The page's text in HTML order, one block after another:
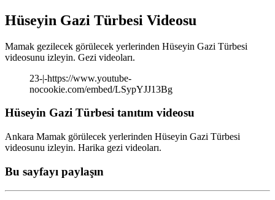
Hüseyin Gazi Türbesi Videosu
Mamak gezilecek görülecek yerlerinden Hüseyin Gazi Türbesi
videosunu izleyin. Gezi videoları.
23-|-https://www.youtube-
nocookie.com/embed/LSypYJJ13Bg
Hüseyin Gazi Türbesi tanıtım videosu
Ankara Mamak görülecek yerlerinden Hüseyin Gazi Türbesi
videosunu izleyin. Harika gezi videoları.
Bu sayfayı paylaşın